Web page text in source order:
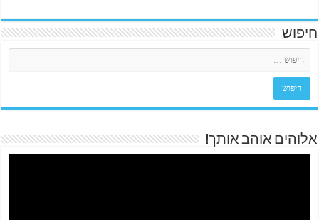
חיפוש
אלוהים אוהב אותך!